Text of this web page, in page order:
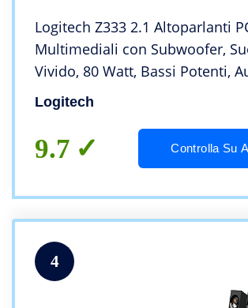
Logitech Z333 2.1 Altoparlanti
Multimediali con Subwoofer,
Vivido, 80 Watt, Bassi ‎Potenti,
3.5 mm, Presa EU/IT,
PC/PS4/Xbox/TV/Smartphone/
re ‎Musicale
Logitech
9.7 Controlla Su
4